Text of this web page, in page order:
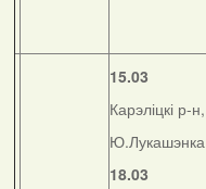
15.03
Карэліцкі р-н,
Ю.Лукашэнка
18.03